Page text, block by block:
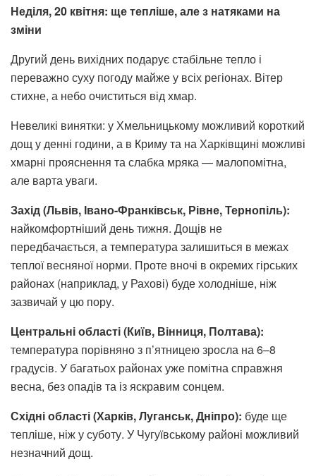
Неділя, 20 квітня: ще тепліше, але з натяками на
зміни
Другий день вихідних подарує стабільне тепло і
переважно суху погоду майже у всіх регіонах. Вітер
стихне, а небо очиститься від хмар.
Невеликі винятки: у Хмельницькому можливий короткий
дощ у денні години, а в Криму та на Харківщині можливі
хмарні прояснення та слабка мряка — малопомітна,
але варта уваги.
Захід (Львів, Івано-Франківськ, Рівне, Тернопіль):
найкомфортніший день тижня. Дощів не
передбачається, а температура залишиться в межах
теплої весняної норми. Проте вночі в окремих гірських
районах (наприклад, у Рахові) буде холодніше, ніж
зазвичай у цю пору.
Центральні області (Київ, Вінниця, Полтава):
температура порівняно з п’ятницею зросла на 6–8
градусів. У багатьох районах уже помітна справжня
весна, без опадів та із яскравим сонцем.
Східні області (Харків, Луганськ, Дніпро): буде ще
тепліше, ніж у суботу. У Чугуївському районі можливий
незначний дощ.